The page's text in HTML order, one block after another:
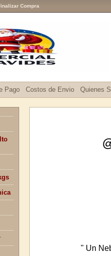
Compra
Pago Costos de Envio Quienes
" Un